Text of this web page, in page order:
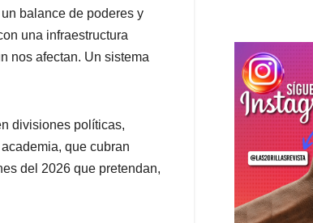
balance de poderes y
una infraestructura
nos afectan. Un sistema
divisiones políticas,
que cubran
del 2026 que pretendan,